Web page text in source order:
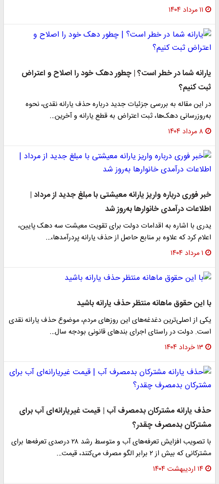
۱۱ مرداد ۱۴۰۴
یارانه شما در خطر است؟ | چطور دهک خود را اصلاح و اعتراض
ثبت کنیم؟
در این مقاله به بررسی جزئیات جدید درباره حذف یارانه نقدی، نحوه
به‌روزرسانی دهک‌ها، ثبت اعتراض به قطع یارانه و آخرین…
۸ مرداد ۱۴۰۴
خبر فوری درباره واریز یارانه معیشتی با مبلغ جدید از مرداد |
اطلاعات درآمدی خانوار‌ها به‌روز شد
یدری با اشاره به اقدامات دولت برای تقویت معیشت سه دهک پایین،
اعلام کرد که علاوه بر منابع حاصل از حذف یارانه پردرآمدها،…
۱ مرداد ۱۴۰۴
با این حقوق ماهانه منتظر حذف یارانه باشید
یکی از اصلی‌ترین دغدغه‌های این روزهای مردم، موضوع حذف یارانه نقدی
است. دولت در راستای اجرای بندهای قانونی بودجه سال…
۱۳ خرداد ۱۴۰۴
حذف یارانه مشترکان بدمصرف آب | قیمت غیریارانه‌ای آب برای
مشترکان بدمصرف چقدر؟
با تصویب افزایش تعرفه‌های آب و متوسط رشد ۲۸ درصدی تعرفه‌ها برای
مشترکانی که بیش از ۲ برابر الگو مصرف می‌کنند، قیمت…
۱۴ اردیبهشت ۱۴۰۴